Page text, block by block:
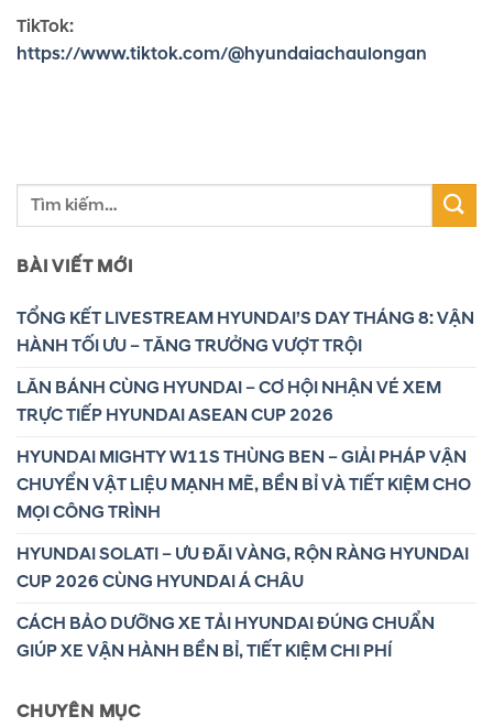
TikTok:
https://www.tiktok.com/@hyundaiachaulongan
BÀI VIẾT MỚI
TỔNG KẾT LIVESTREAM HYUNDAI’S DAY THÁNG 8: VẬN
HÀNH TỐI ƯU – TĂNG TRƯỞNG VƯỢT TRỘI
LĂN BÁNH CÙNG HYUNDAI – CƠ HỘI NHẬN VÉ XEM
TRỰC TIẾP HYUNDAI ASEAN CUP 2026
HYUNDAI MIGHTY W11S THÙNG BEN – GIẢI PHÁP VẬN
CHUYỂN VẬT LIỆU MẠNH MẼ, BỀN BỈ VÀ TIẾT KIỆM CHO
MỌI CÔNG TRÌNH
HYUNDAI SOLATI – ƯU ĐÃI VÀNG, RỘN RÀNG HYUNDAI
CUP 2026 CÙNG HYUNDAI Á CHÂU
CÁCH BẢO DƯỠNG XE TẢI HYUNDAI ĐÚNG CHUẨN
GIÚP XE VẬN HÀNH BỀN BỈ, TIẾT KIỆM CHI PHÍ
CHUYÊN MỤC